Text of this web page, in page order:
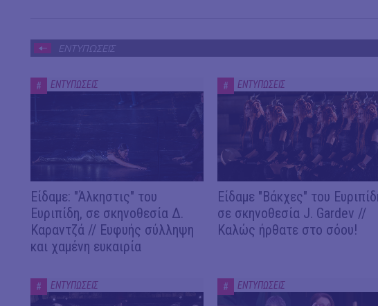
ΕΝΤΥΠΩΣΕΙΣ
# ΕΝΤΥΠΩΣΕΙΣ
Είδαμε: "Άλκηστις" του
Ευριπίδη, σε σκηνοθεσία Δ.
Καραντζά // Ευφυής σύλληψη
και χαμένη ευκαιρία
# ΕΝΤΥΠΩΣΕΙΣ
Είδαμε "Βάκχες" του
σε σκηνοθεσία J. Gardev //
Καλώς ήρθατε στο σόου!
# ΕΝΤΥΠΩΣΕΙΣ # ΕΝΤΥΠΩΣΕΙΣ